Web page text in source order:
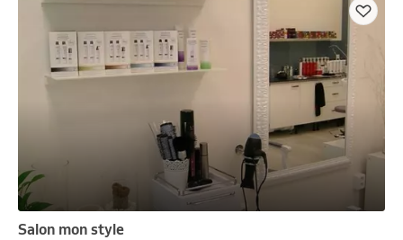
Salon mon style